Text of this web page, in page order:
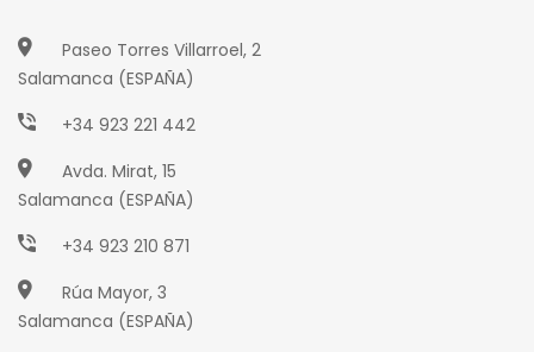
Paseo Torres Villarroel, 2
Salamanca (ESPAÑA)
+34 923 221 442
Avda. Mirat, 15
Salamanca (ESPAÑA)
+34 923 210 871
Rúa Mayor, 3
Salamanca (ESPAÑA)